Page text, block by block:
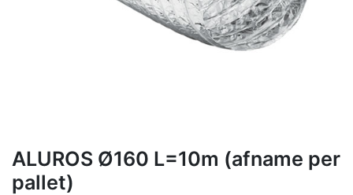
ALUROS Ø160 L=10m (afname per
pallet)